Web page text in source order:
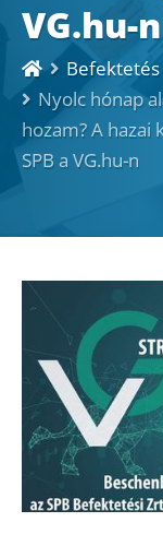
VG.hu-n
Befektetés
Nyolc hónap
hozam? A hazai
SPB a VG.hu-n